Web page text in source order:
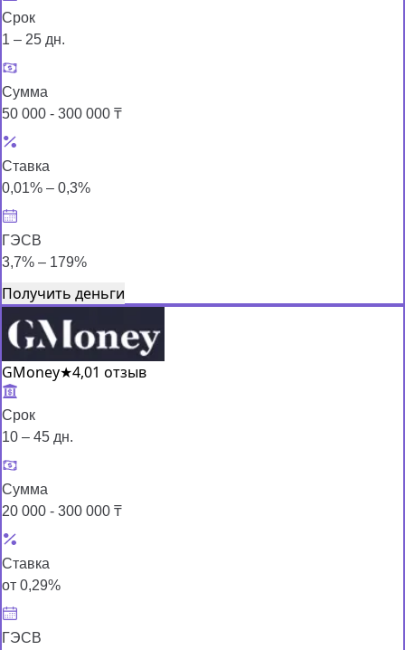
Срок
1 – 25 дн.
Сумма
50 000 - 300 000 ₸
Ставка
0,01% – 0,3%
ГЭСВ
3,7% – 179%
Получить деньги
GMoney★4,01 отзыв
Срок
10 – 45 дн.
Сумма
20 000 - 300 000 ₸
Ставка
от 0,29%
ГЭСВ